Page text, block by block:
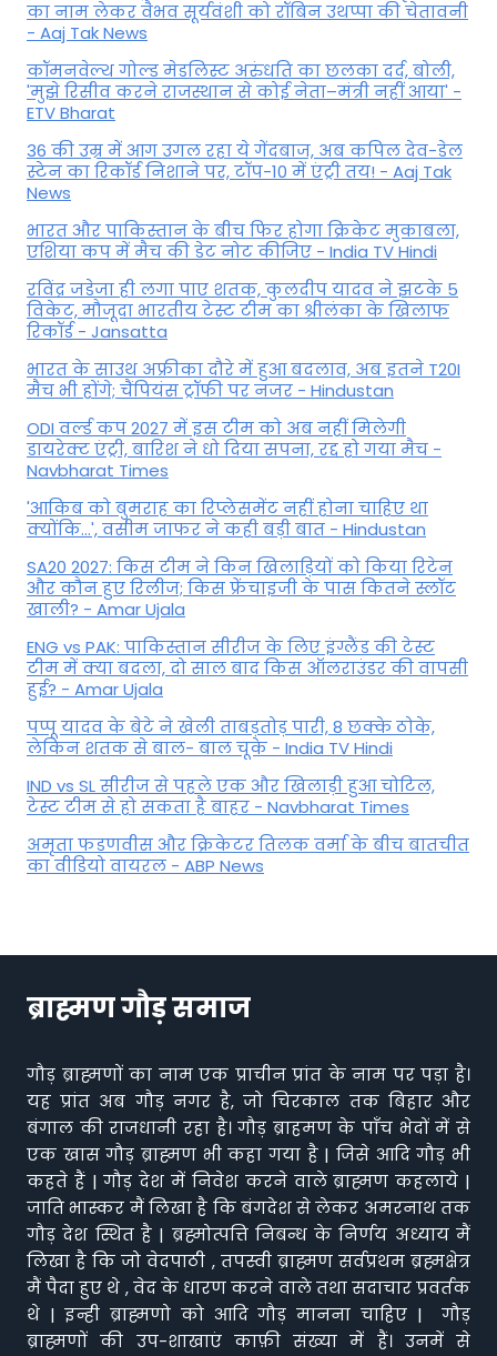
का नाम लेकर वैभव सूर्यवंशी को रॉबिन उथप्पा की चेतावनी
- Aaj Tak News
कॉमनवेल्थ गोल्ड मे​डलिस्ट अरुंधति का छलका दर्द, बोली,
'मुझे रिसीव करने राजस्थान से कोई नेता–मंत्री नहीं आया' -
ETV Bharat
36 की उम्र में आग उगल रहा ये गेंदबाज, अब कपिल देव-डेल
स्टेन का रिकॉर्ड निशाने पर, टॉप-10 में एंट्री तय! - Aaj Tak
News
भारत और पाकिस्तान के बीच फिर होगा क्रिकेट मुकाबला,
एशिया कप में मैच की डेट नोट कीजिए - India TV Hindi
रविंद्र जडेजा ही लगा पाए शतक, कुलदीप यादव ने झटके 5
विकेट, मौजूदा भारतीय टेस्ट टीम का श्रीलंका के खिलाफ
रिकॉर्ड - Jansatta
भारत के साउथ अफ्रीका दौरे में हुआ बदलाव, अब इतने T20I
मैच भी होंगे; चैंपियंस ट्रॉफी पर नजर - Hindustan
ODI वर्ल्ड कप 2027 में इस टीम को अब नहीं मिलेगी
डायरेक्ट एंट्री, बारिश ने धो दिया सपना, रद्द हो गया मैच -
Navbharat Times
'आकिब को बुमराह का रिप्लेसमेंट नहीं होना चाहिए था
क्योंकि...', वसीम जाफर ने कही बड़ी बात - Hindustan
SA20 2027: किस टीम ने किन खिलाड़ियों को किया रिटेन
और कौन हुए रिलीज; किस फ्रेंचाइजी के पास कितने स्लॉट
खाली? - Amar Ujala
ENG vs PAK: पाकिस्तान सीरीज के लिए इंग्लैंड की टेस्ट
टीम में क्या बदला, दो साल बाद किस ऑलराउंडर की वापसी
हुई? - Amar Ujala
पप्पू यादव के बेटे ने खेली ताबड़तोड़ पारी, 8 छक्के ठोके,
लेकिन शतक से बाल- बाल चूके - India TV Hindi
IND vs SL सीरीज से पहले एक और खिलाड़ी हुआ चोटिल,
टेस्ट टीम से हो सकता है बाहर - Navbharat Times
अमृता फडणवीस और क्रिकेटर तिलक वर्मा के बीच बातचीत
का वीडियो वायरल - ABP News
ब्राह्मण गौड़ समाज
गौड़ ब्राह्मणों का नाम एक प्राचीन प्रांत के नाम पर पड़ा है।
यह प्रांत अब गौड़ नगर है, जो चिरकाल तक बिहार और
बंगाल की राजधानी रहा है। गौड़ ब्राहमण के पाँच भेदों में से
एक खास गौड़ ब्राह्मण भी कहा गया है | जिसे आदि गौड़ भी
कहते हैं | गौड़ देश में निवेश करने वाले ब्राह्मण कहलाये |
जाति भास्कर मैं लिखा है कि बंगदेश से लेकर अमरनाथ तक
गौड़ देश स्थित है | ब्रह्मोत्पत्ति निबन्ध के निर्णय अध्याय मैं
लिखा है कि जो वेदपाठी , तपस्वी ब्राह्मण सर्वप्रथम ब्रह्मक्षेत्र
मैं पैदा हुए थे , वेद के धारण करने वाले तथा सदाचार प्रवर्तक
थे | इन्ही ब्राह्मणो को आदि गौड़ मानना चाहिए | गौड़
ब्राह्मणों की उप-शाखाएं काफ़ी संख्या में हैं। उनमें से